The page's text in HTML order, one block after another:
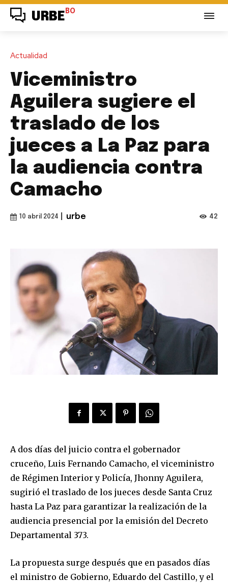
URBE BO
Actualidad
Viceministro
Aguilera sugiere el
traslado de los
jueces a La Paz para
la audiencia contra
Camacho
10 abril 2024 urbe 42
A dos días del juicio contra el gobernador
cruceño, Luis Fernando Camacho, el viceministro
de Régimen Interior y Policía, Jhonny Aguilera,
sugirió el traslado de los jueces desde Santa Cruz
hasta La Paz para garantizar la realización de la
audiencia presencial por la emisión del Decreto
Departamental 373.
La propuesta surge después que en pasados días
el ministro de Gobierno, Eduardo del Castillo, y el